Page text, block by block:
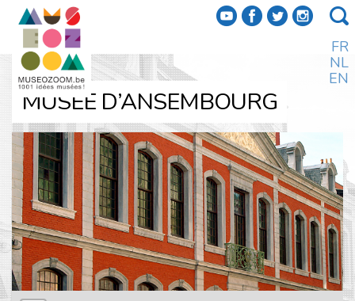
f a b e
FR
NL
EN
MUSÉE D’ANSEMBOURG